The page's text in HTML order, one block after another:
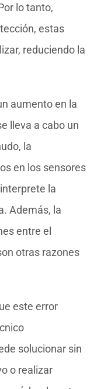
lo tanto,
estas
reduciendo la
aumento en la
lleva a cabo un
la
en los sensores
la
Además, la
entre el
otras razones
este error
solucionar sin
o realizar